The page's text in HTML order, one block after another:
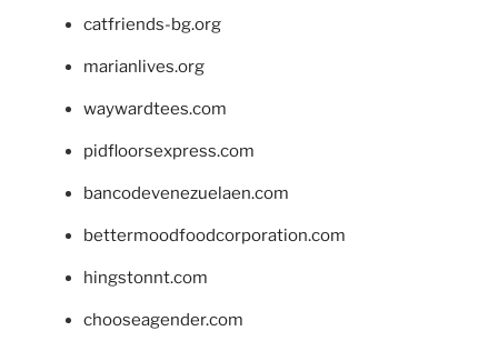
catfriends-bg.org
marianlives.org
waywardtees.com
pidfloorsexpress.com
bancodevenezuelaen.com
bettermoodfoodcorporation.com
hingstonnt.com
chooseagender.com